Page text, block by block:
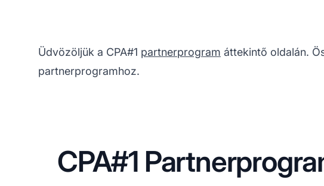
Üdvözöljük a CPA#1 partnerprogram áttekintő oldalán.
partnerprogramhoz.
CPA#1